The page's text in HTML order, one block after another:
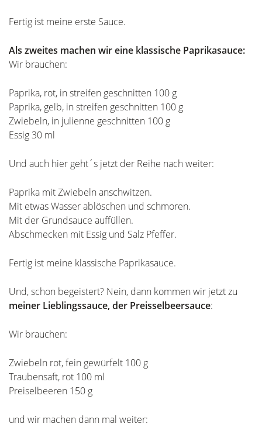
Fertig ist meine erste Sauce.
Als zweites machen wir eine klassische Paprikasauce:
Wir brauchen:
Paprika, rot, in streifen geschnitten 100 g
Paprika, gelb, in streifen geschnitten 100 g
Zwiebeln, in julienne geschnitten 100 g
Essig 30 ml
Und auch hier geht´s jetzt der Reihe nach weiter:
Paprika mit Zwiebeln anschwitzen.
Mit etwas Wasser ablöschen und schmoren.
Mit der Grundsauce auffüllen.
Abschmecken mit Essig und Salz Pfeffer.
Fertig ist meine klassische Paprikasauce.
Und, schon begeistert? Nein, dann kommen wir jetzt zu
meiner Lieblingssauce, der Preisselbeersauce:
Wir brauchen:
Zwiebeln rot, fein gewürfelt 100 g
Traubensaft, rot 100 ml
Preiselbeeren 150 g
und wir machen dann mal weiter: